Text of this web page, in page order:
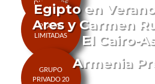
Egipto en
Ares y Carmen
El Cairo-
Armenia